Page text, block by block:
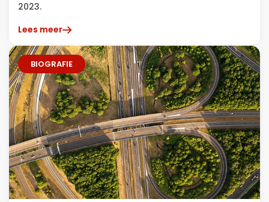
2023.
Lees meer
BIOGRAFIE